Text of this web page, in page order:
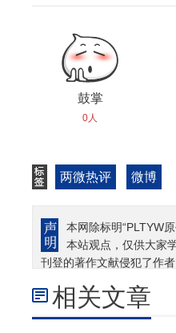
鼓掌
0人
两微热评 微博
本网除标明“PLTYW
本站观点，仅供大家
刊登的著作文献侵犯了作
相关文章